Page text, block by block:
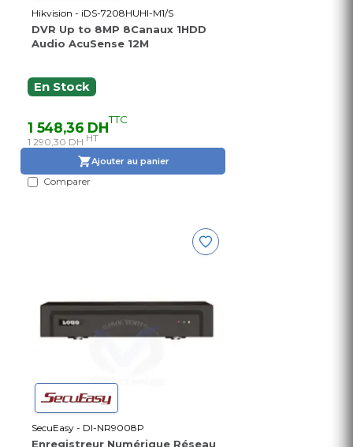
Hikvision - iDS-7208HUHI-M1/S
DVR Up to 8MP 8Canaux 1HDD
Audio AcuSense 12M
En Stock
1 548,36 DHTTC
1 290,30 DH HT
Ajouter au panier
Comparer
SecuEasy - DI-NR9008P
Enregistreur Numérique Réseau